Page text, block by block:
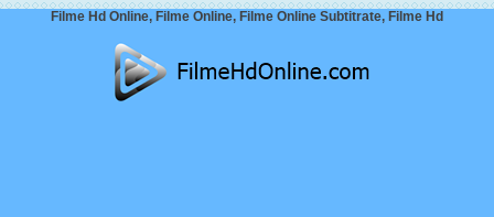
Filme Hd Online, Filme Online, Filme Online Subtitrate, Filme Hd